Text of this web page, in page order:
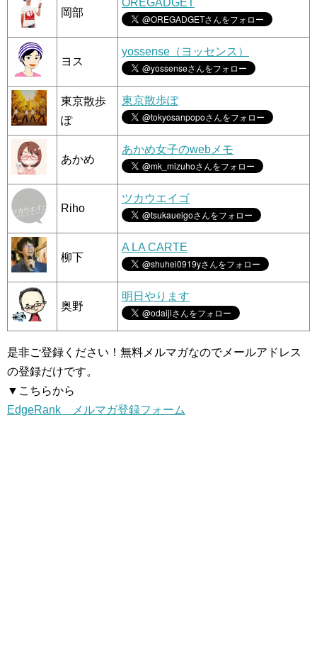
岡部
OREGADGET
ヨス
yossense（ヨッセンス）
東京散歩
ぽ
東京散歩ぽ
あかめ
あかめ女子のwebメモ
Riho
ツカウエイゴ
柳下
A LA CARTE
奥野
明日やります
是非ご登録ください！無料メルマガなのでメールアドレス
の登録だけです。
▼こちらから
EdgeRank メルマガ登録フォーム